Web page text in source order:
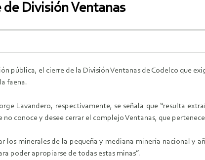
División Ventanas
pública, el cierre de la División Ventanas de Codelco que
faena.
Lavandero, respectivamente, se señala que “resulta
conoce y desee cerrar el complejo Ventanas, que pertenece
minerales de la pequeña y mediana minería nacional y
poder apropiarse de todas estas minas”.